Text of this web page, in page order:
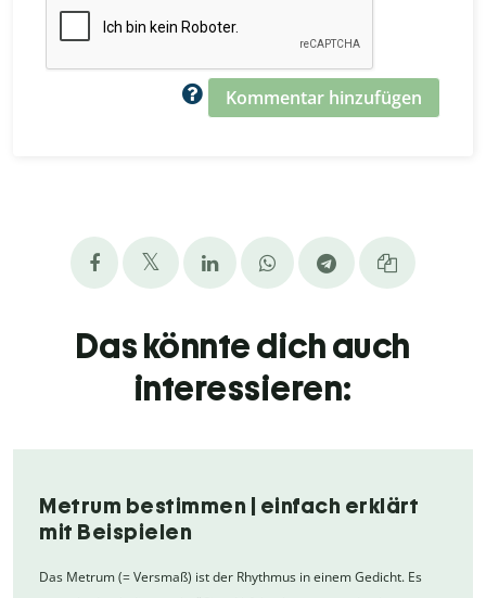
Kommentar hinzufügen
Das könnte dich auch
interessieren:
Metrum bestimmen | einfach erklärt
mit Beispielen
Das Metrum (= Versmaß) ist der Rhythmus in einem Gedicht. Es